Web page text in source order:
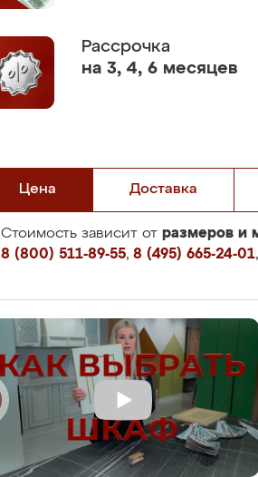
Рассрочка
на 3, 4, 6 месяцев
Цена Доставка
Стоимость зависит от размеров и
8 (800) 511-89-55, 8 (495) 665-24-01,